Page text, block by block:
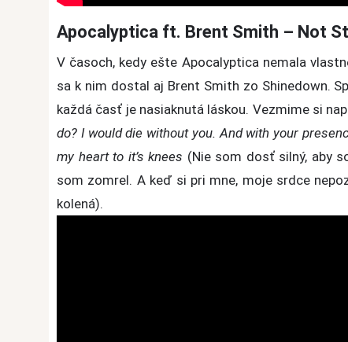
Apocalyptica ft. Brent Smith – Not
V časoch, kedy ešte Apocalyptica nemala
sa k nim dostal aj Brent Smith zo Shinedown.
každá časť je nasiaknutá láskou. Vezmime si
do? I would die without you. And with your
my heart to it’s knees (Nie som dosť silný, aby
som zomrel. A keď si pri mne, moje srdce
kolená).